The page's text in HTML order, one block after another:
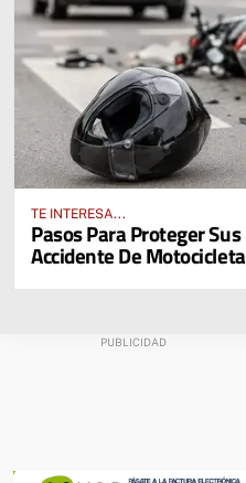
TE INTERESA...
Pasos Para Proteger
Accidente De Motocicleta